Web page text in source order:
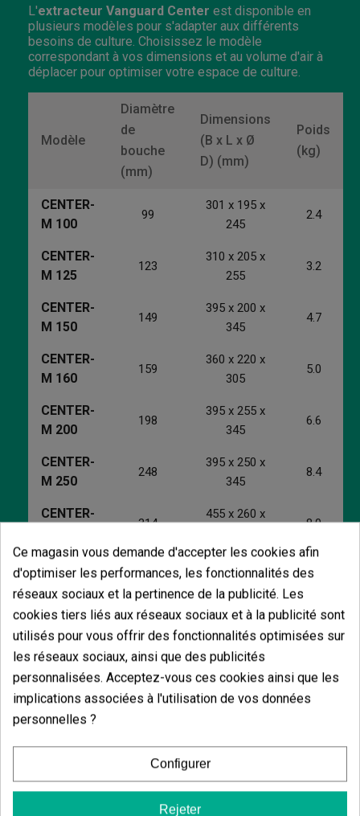
L'extracteur Vanguard Center est disponible en
plusieurs modèles pour s'adapter aux différents
besoins de culture. Choisissez le modèle
correspondant à vos dimensions et au volume d'air à
déplacer pour optimiser votre espace de culture.
Modèle
Diamètre
de
bouche
(mm)
Dimensions
(B x L x Ø
D) (mm)
Poids
(kg)
CENTER-
M 100
99
301 x 195 x
245
2.4
CENTER-
M 125
123
310 x 205 x
255
3.2
CENTER-
M 150
149
395 x 200 x
345
4.7
CENTER-
M 160
159
360 x 220 x
305
5.0
CENTER-
M 200
198
395 x 255 x
345
6.6
CENTER-
M 250
248
395 x 250 x
345
8.4
CENTER-
314
455 x 260 x
8.0
Vous aimerez aussi
-15%
Ce magasin vous demande d'accepter les cookies afin
d'optimiser les performances, les fonctionnalités des
réseaux sociaux et la pertinence de la publicité. Les
cookies tiers liés aux réseaux sociaux et à la publicité sont
utilisés pour vous offrir des fonctionnalités optimisées sur
les réseaux sociaux, ainsi que des publicités
personnalisées. Acceptez-vous ces cookies ainsi que les
implications associées à l'utilisation de vos données
personnelles ?
Configurer
Rejeter